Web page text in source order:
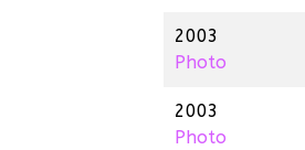
2003
Photo
2003
Photo